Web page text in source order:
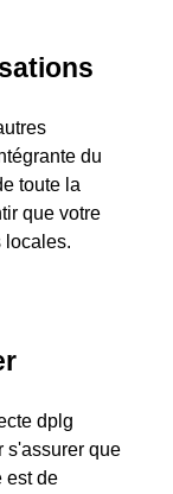
du
toute la
que votre
locales.
dplg
s'assurer que
est de